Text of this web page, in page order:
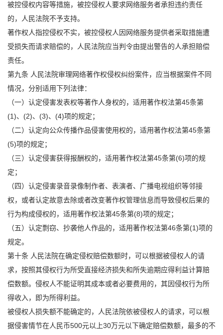
被控侵权内容等措施，被控侵权人要求网络服务者承担违约责任
的，人民法院不予支持。
著作权人指控侵权不实，被控侵权人因网络服务提供者采取措施遭
受损失而请求赔偿的，人民法院应当判令由提出警告的人承担赔偿
责任。
第九条 人民法院审理网络著作权侵权纠纷案件，应当根据案件不同
情况，分别适用下列法律：
（一）认定侵害发表权等著作人身权的，适用著作权法第45条第
(1)、(2)、(3)、(4)项的规定；
（二）认定向公众传播作品侵害使用权的，适用著作权法第45条第
(5)项的规定；
（三）认定侵害获得报酬权的，适用著作权法第45条第(6)项的规
定；
（四）认定侵害录音录像制作者、表演者、广播电视组织等邻接
权，或者认定故意去除或者改变著作权管理信息而导致侵权后果的
行为构成侵权的，适用著作权法第45条第(8)项的规定；
（五）认定剽窃、抄袭他人作品的，适用著作权法第46条第(1)项的
规定。
第十条 人民法院在确定侵权赔偿数额时，可以根据被侵权人的请
求，按照其侵权行为所受直接经济损失和所失逾期应得利益计算赔
偿数额。侵权人不能证明其成本或者必要费用的，其因侵权行为所
得收入，即为所得利益。
被侵权人损失额不能确定的，人民法院依被侵权人的请求，可以根
据侵害情节在人民币500元以上30万元以下确定赔偿数额，最多的不